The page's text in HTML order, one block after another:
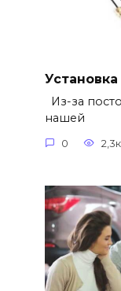
Из-за
нашей
0 2,3к.